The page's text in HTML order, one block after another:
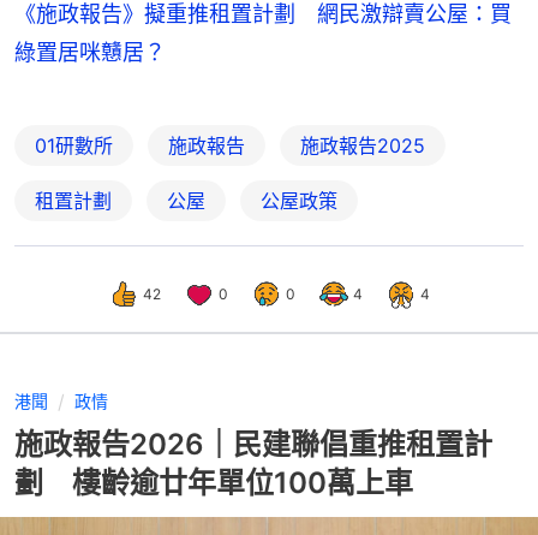
《施政報告》擬重推租置計劃 網民激辯賣公屋：買
綠置居咪戇居？
01研數所 施政報告 施政報告2025
租置計劃 公屋 公屋政策
42 0 0 4 4
港聞 政情
施政報告2026｜民建聯倡重推租置計
劃 樓齡逾廿年單位100萬上車